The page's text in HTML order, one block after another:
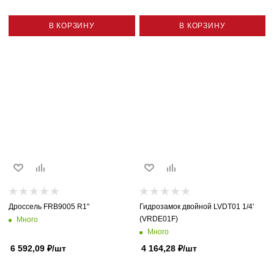
В КОРЗИНУ В КОРЗИНУ
Дроссель FRB9005 R1"
Много
6 592,09 ₽/шт
Гидрозамок двойной LVDT01 1/4'
(VRDE01F)
Много
4 164,28₽/шт